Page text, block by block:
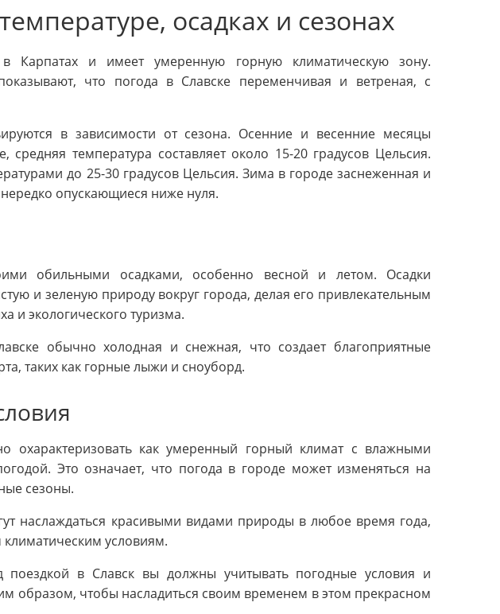
осадках и сезонах
Карпатах и имеет умеренную горную климатическую зону.
что погода в Славске переменчивая и ветреная, с
в зависимости от сезона. Осенние и весенние месяцы
температура составляет около 15-20 градусов Цельсия.
до 25-30 градусов Цельсия. Зима в городе заснеженная и
опускающиеся ниже нуля.
обильными осадками, особенно весной и летом. Осадки
и зеленую природу вокруг города, делая его привлекательным
и экологического туризма.
обычно холодная и снежная, что создает благоприятные
таких как горные лыжи и сноуборд.
охарактеризовать как умеренный горный климат с влажными
Это означает, что погода в городе может изменяться на
сезоны.
наслаждаться красивыми видами природы в любое время года,
условиям.
поездкой в Славск вы должны учитывать погодные условия и
образом, чтобы насладиться своим временем в этом прекрасном